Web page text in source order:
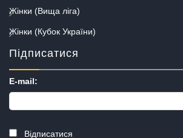
Жінки (Вища ліга)
Жінки (Кубок України)
Підписатися
E-mail:
Відписатися